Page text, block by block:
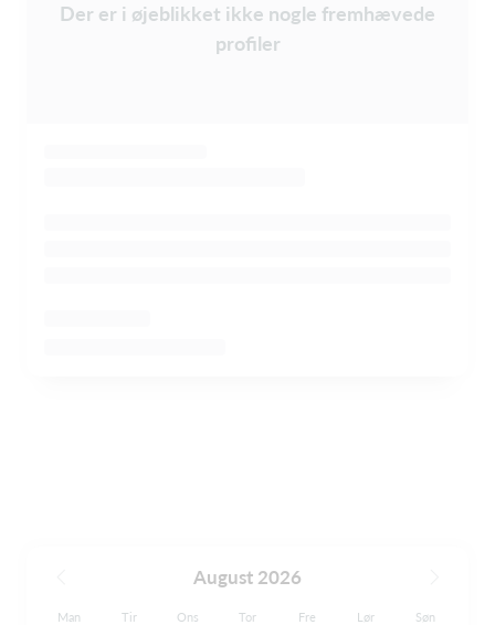
Der er i øjeblikket ikke nogle fremhævede
profiler
August 2026
Man Tir Ons Tor Fre Lør Søn